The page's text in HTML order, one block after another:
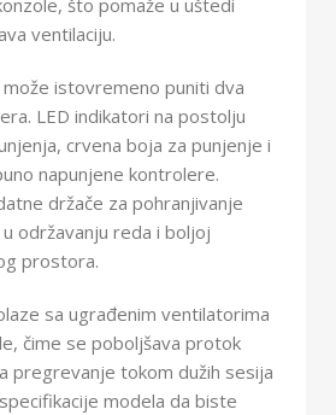
ventilaciju.
istovremeno puniti dva
LED indikatori na postolju
crvena boja za punjenje i
napunjene kontrolere.
držače za pohranjivanje
održavanju reda i boljoj
prostora.
sa ugrađenim ventilatorima
čime se poboljšava protok
pregrevanje tokom dužih sesija
modela da biste